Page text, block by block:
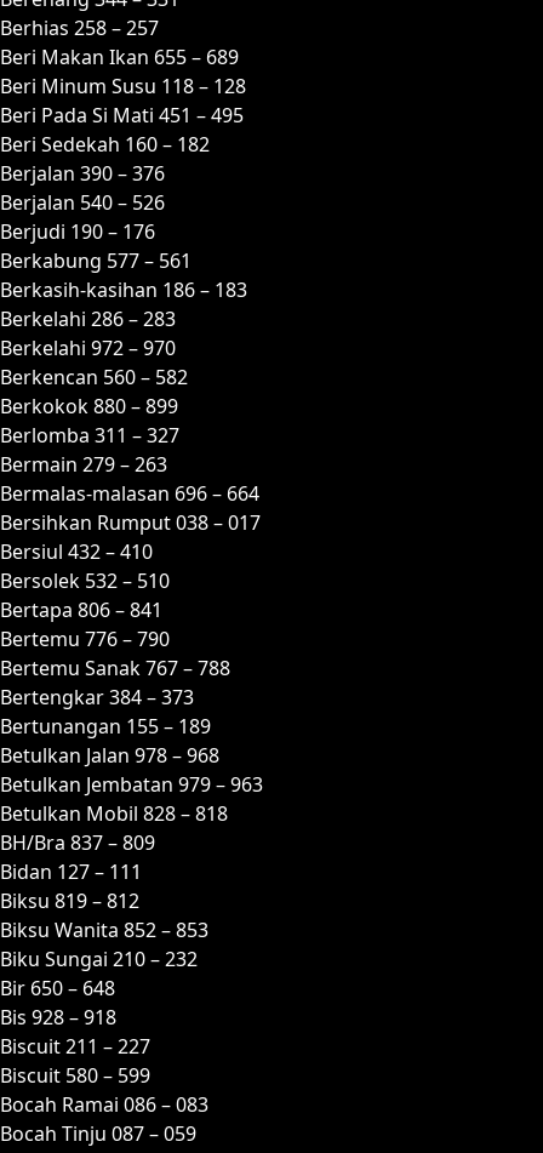
Berhias 258 – 257
Beri Makan Ikan 655 – 689
Beri Minum Susu 118 – 128
Beri Pada Si Mati 451 – 495
Beri Sedekah 160 – 182
Berjalan 390 – 376
Berjalan 540 – 526
Berjudi 190 – 176
Berkabung 577 – 561
Berkasih-kasihan 186 – 183
Berkelahi 286 – 283
Berkelahi 972 – 970
Berkencan 560 – 582
Berkokok 880 – 899
Berlomba 311 – 327
Bermain 279 – 263
Bermalas-malasan 696 – 664
Bersihkan Rumput 038 – 017
Bersiul 432 – 410
Bersolek 532 – 510
Bertapa 806 – 841
Bertemu 776 – 790
Bertemu Sanak 767 – 788
Bertengkar 384 – 373
Bertunangan 155 – 189
Betulkan Jalan 978 – 968
Betulkan Jembatan 979 – 963
Betulkan Mobil 828 – 818
BH/Bra 837 – 809
Bidan 127 – 111
Biksu 819 – 812
Biksu Wanita 852 – 853
Biku Sungai 210 – 232
Bir 650 – 648
Bis 928 – 918
Biscuit 211 – 227
Biscuit 580 – 599
Bocah Ramai 086 – 083
Bocah Tinju 087 – 059